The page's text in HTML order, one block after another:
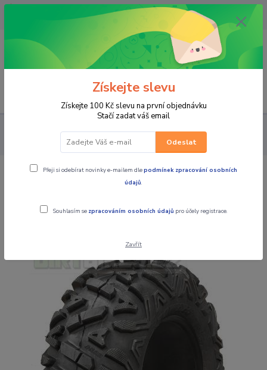
OPAVA 733537099/HLUČÍN
734541648/OLOMOUC 734593593
0,00 CZK
PRO STROJE PNEU A DISKY NA ČTYŘKOLKY
PNEU NA
ATV pneu na čtyřkolku SUNF A-033 6PL, 26x9-14
ATV pneu na čtyřkolku SUNF A-033
Získejte slevu
Získejte 100 Kč slevu na první objednávku
Stačí zadat váš email
Odeslat
Přeji si odebírat novinky e-mailem dlepodmínek zpracování osobních
údajů.
Souhlasím se zpracováním osobních údajů pro účely registrace.
Zavřít